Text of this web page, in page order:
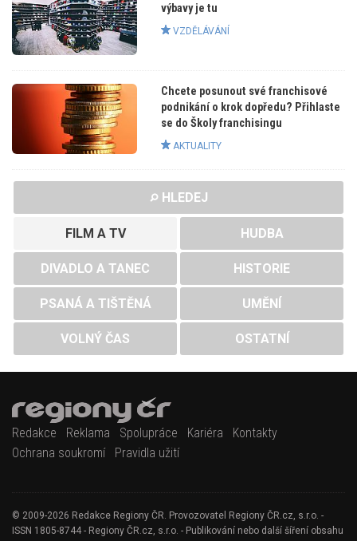
výbavy je tu
VZDĚLÁVÁNÍ
Chcete posunout své franchisové
podnikání o krok dopředu? Přihlaste
se do Školy franchisingu
AKTUALITY
HLEDEJ
FILM A TV HUDBA
DIVADLO A TANEC HISTORIE
PSANÁ A TIŠTĚNÁ UMĚNÍ
VOLNÝ ČAS OSTATNÍ
Redakce Reklama Spolupráce Kariéra
Kontakty
Ochrana soukromí
Pravidla užití
© 2009-2026 Redakce Regiony ČR. Provozovatel Regiony ČR.cz, s.r.o. -
ISSN 1805-8744 - Regiony ČR.cz, s.r.o. - Publikování nebo další šíření obsahu